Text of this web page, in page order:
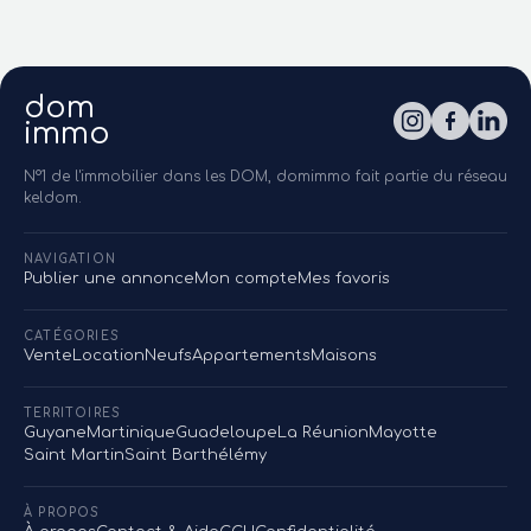
dom
immo
N°1 de l'immobilier dans les DOM, domimmo fait partie du réseau
keldom.
NAVIGATION
Publier une annonceMon compteMes favoris
CATÉGORIES
Vente LocationNeufsAppartementsMaisons
TERRITOIRES
GuyaneMartiniqueGuadeloupe La RéunionMayotte
Saint MartinSaint Barthélémy
À PROPOS